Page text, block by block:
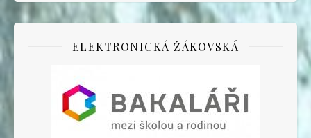
ELEKTRONICKÁ ŽÁKOVSKÁ